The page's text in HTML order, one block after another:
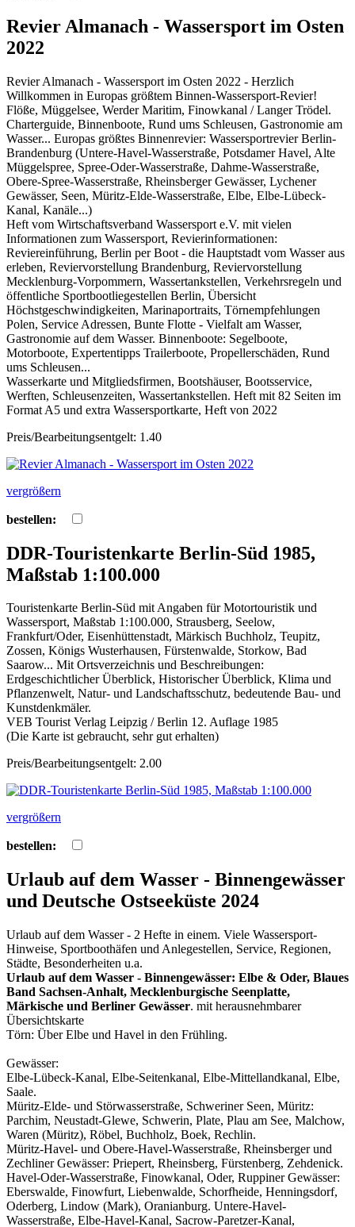
Revier Almanach - Wassersport im Osten
2022
Revier Almanach - Wassersport im Osten 2022 - Herzlich
Willkommen in Europas größtem Binnen-Wassersport-Revier!
Flöße, Müggelsee, Werder Maritim, Finowkanal / Langer Trödel.
Charterguide, Binnenboote, Rund ums Schleusen, Gastronomie am
Wasser... Europas größtes Binnenrevier: Wassersportrevier Berlin-
Brandenburg (Untere-Havel-Wasserstraße, Potsdamer Havel, Alte
Müggelspree, Spree-Oder-Wasserstraße, Dahme-Wasserstraße,
Obere-Spree-Wasserstraße, Rheinsberger Gewässer, Lychener
Gewässer, Seen, Müritz-Elde-Wasserstraße, Elbe, Elbe-Lübeck-
Kanal, Kanäle...)
Heft vom Wirtschaftsverband Wassersport e.V. mit vielen
Informationen zum Wassersport, Revierinformationen:
Reviereinführung, Berlin per Boot - die Hauptstadt vom Wasser aus
erleben, Reviervorstellung Brandenburg, Reviervorstellung
Mecklenburg-Vorpommern, Wassertankstellen, Verkehrsregeln und
öffentliche Sportbootliegestellen Berlin, Übersicht
Höchstgeschwindigkeiten, Marinaportraits, Törnempfehlungen
Polen, Service Adressen, Bunte Flotte - Vielfalt am Wasser,
Gastronomie auf dem Wasser. Binnenboote: Segelboote,
Motorboote, Expertentipps Trailerboote, Propellerschäden, Rund
ums Schleusen...
Wasserkarte und Mitgliedsfirmen, Bootshäuser, Bootsservice,
Werften, Schleusenzeiten, Wassertankstellen. Heft mit 82 Seiten im
Format A5 und extra Wassersportkarte, Heft von 2022
Preis/Bearbeitungsentgelt: 1.40
vergrößern
bestellen:
DDR-Touristenkarte Berlin-Süd 1985,
Maßstab 1:100.000
Touristenkarte Berlin-Süd mit Angaben für Motortouristik und
Wassersport, Maßstab 1:100.000, Strausberg, Seelow,
Frankfurt/Oder, Eisenhüttenstadt, Märkisch Buchholz, Teupitz,
Zossen, Königs Wusterhausen, Fürstenwalde, Storkow, Bad
Saarow... Mit Ortsverzeichnis und Beschreibungen:
Erdgeschichtlicher Überblick, Historischer Überblick, Klima und
Pflanzenwelt, Natur- und Landschaftsschutz, bedeutende Bau- und
Kunstdenkmäler.
VEB Tourist Verlag Leipzig / Berlin 12. Auflage 1985
(Die Karte ist gebraucht, sehr gut erhalten)
Preis/Bearbeitungsentgelt: 2.00
vergrößern
bestellen:
Urlaub auf dem Wasser - Binnengewässer
und Deutsche Ostseeküste 2024
Urlaub auf dem Wasser - 2 Hefte in einem. Viele Wassersport-
Hinweise, Sportboothäfen und Anlegestellen, Service, Regionen,
Städte, Besonderheiten u.a.
Urlaub auf dem Wasser - Binnengewässer: Elbe & Oder, Blaues
Band Sachsen-Anhalt, Mecklenburgische Seenplatte,
Märkische und Berliner Gewässer. mit herausnehmbarer
Übersichtskarte
Törn: Über Elbe und Havel in den Frühling.
Gewässer:
Elbe-Lübeck-Kanal, Elbe-Seitenkanal, Elbe-Mittellandkanal, Elbe,
Saale.
Müritz-Elde- und Störwasserstraße, Schweriner Seen, Müritz:
Parchim, Neustadt-Glewe, Schwerin, Plate, Plau am See, Malchow,
Waren (Müritz), Röbel, Buchholz, Boek, Rechlin.
Müritz-Havel- und Obere-Havel-Wasserstraße, Rheinsberger und
Zechliner Gewässer: Priepert, Rheinsberg, Fürstenberg, Zehdenick.
Havel-Oder-Wasserstraße, Finowkanal, Oder, Ruppiner Gewässer:
Eberswalde, Finowfurt, Liebenwalde, Schorfheide, Henningsdorf,
Oderberg, Lindow (Mark), Oranianburg. Untere-Havel-
Wasserstraße, Elbe-Havel-Kanal, Sacrow-Paretzer-Kanal,